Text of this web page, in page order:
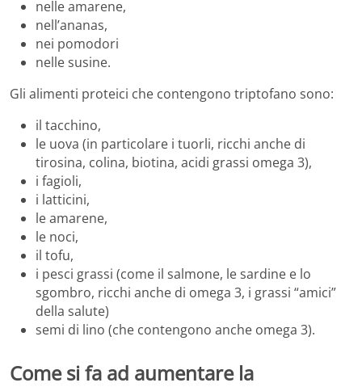
nelle amarene,
nell’ananas,
nei pomodori
nelle susine.
Gli alimenti proteici che contengono triptofano sono:
il tacchino,
le uova (in particolare i tuorli, ricchi anche di
tirosina, colina, biotina, acidi grassi omega 3),
i fagioli,
i latticini,
le amarene,
le noci,
il tofu,
i pesci grassi (come il salmone, le sardine e lo
sgombro, ricchi anche di omega 3, i grassi “amici”
della salute)
semi di lino (che contengono anche omega 3).
Come si fa ad aumentare la